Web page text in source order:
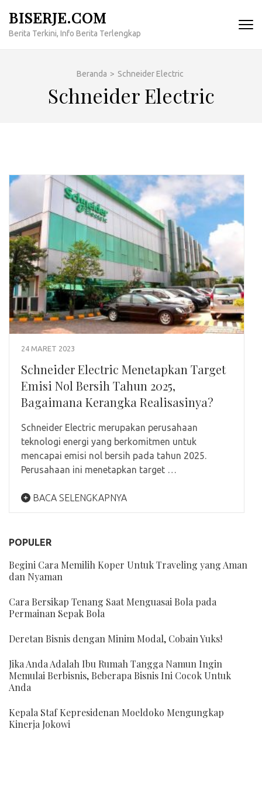
konten
BISERJE.COM
Berita Terkini, Info Berita Terlengkap
Beranda > Schneider Electric
Schneider Electric
24 MARET 2023
Schneider Electric Menetapkan Target
Emisi Nol Bersih Tahun 2025,
Bagaimana Kerangka Realisasinya?
Schneider Electric merupakan perusahaan
teknologi energi yang berkomitmen untuk
mencapai emisi nol bersih pada tahun 2025.
Perusahaan ini menetapkan target …
BACA SELENGKAPNYA
POPULER
Begini Cara Memilih Koper Untuk Traveling yang Aman
dan Nyaman
Cara Bersikap Tenang Saat Menguasai Bola pada
Permainan Sepak Bola
Deretan Bisnis dengan Minim Modal, Cobain Yuks!
Jika Anda Adalah Ibu Rumah Tangga Namun Ingin
Memulai Berbisnis, Beberapa Bisnis Ini Cocok Untuk
Anda
Kepala Staf Kepresidenan Moeldoko Mengungkap
Kinerja Jokowi